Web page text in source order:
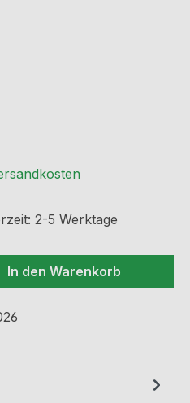
2-5 Werktage
den
In den Warenkorb